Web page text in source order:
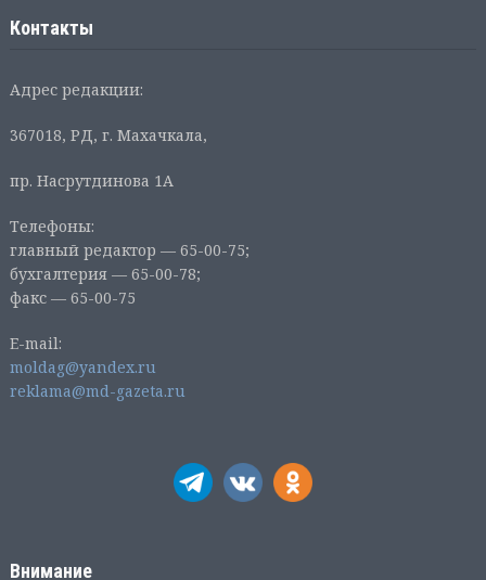
Контакты
Адрес редакции:
367018, РД, г. Махачкала,
пр. Насрутдинова 1А
Телефоны:
главный редактор — 65-00-75;
бухгалтерия — 65-00-78;
факс — 65-00-75
E-mail:
moldag@yandex.ru
reklama@md-gazeta.ru
Внимание